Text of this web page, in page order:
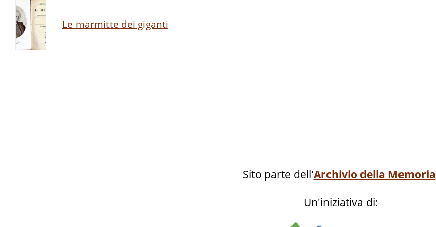
Le marmitte dei giganti
Sito parte dell'Archivio della Memoria
Un'iniziativa di: